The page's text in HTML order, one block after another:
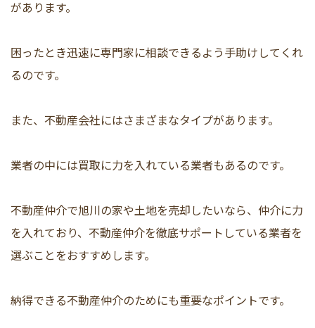
があります。
困ったとき迅速に専門家に相談できるよう手助けしてくれ
るのです。
また、不動産会社にはさまざまなタイプがあります。
業者の中には買取に力を入れている業者もあるのです。
不動産仲介で旭川の家や土地を売却したいなら、仲介に力
を入れており、不動産仲介を徹底サポートしている業者を
選ぶことをおすすめします。
納得できる不動産仲介のためにも重要なポイントです。